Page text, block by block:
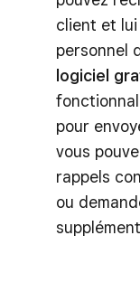
client et
personnel
logiciel
pour
vous
rappels
ou